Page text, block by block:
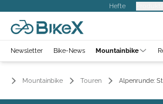
Hefte
Newsletter Bike-News Mountainbike
Mountainbike Touren Alpenrunde: